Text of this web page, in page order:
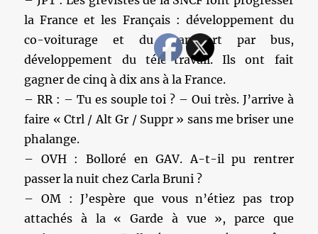
la France et les Français : développement du
co-voiturage et du transport par bus,
développement du télé-travail. Ils ont fait
gagner de cinq à dix ans à la France.
– RR : – Tu es souple toi ? – Oui très. J’arrive à
faire « Ctrl / Alt Gr / Suppr » sans me briser une
phalange.
– OVH : Bolloré en GAV. A-t-il pu rentrer
passer la nuit chez Carla Bruni ?
– OM : J’espère que vous n’étiez pas trop
attachés à la « Garde à vue », parce que